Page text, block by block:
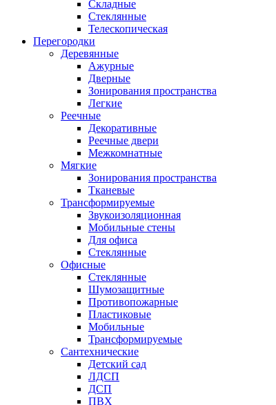
Складные
Стеклянные
Телескопическая
Перегородки
Деревянные
Ажурные
Дверные
Зонирования пространства
Легкие
Реечные
Декоративные
Реечные двери
Межкомнатные
Мягкие
Зонирования пространства
Тканевые
Трансформируемые
Звукоизоляционная
Мобильные стены
Для офиса
Стеклянные
Офисные
Стеклянные
Шумозащитные
Противопожарные
Пластиковые
Мобильные
Трансформируемые
Сантехнические
Детский сад
ЛДСП
ДСП
ПВХ